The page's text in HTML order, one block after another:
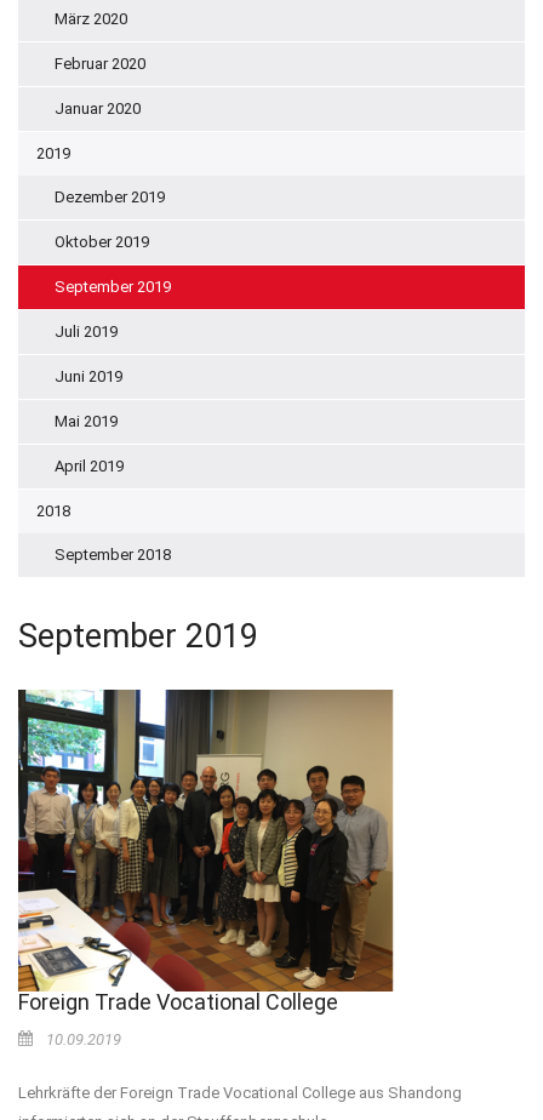
März 2020
Februar 2020
Januar 2020
2019
Dezember 2019
Oktober 2019
September 2019
Juli 2019
Juni 2019
Mai 2019
April 2019
2018
September 2018
September 2019
Foreign Trade Vocational College
10.09.2019
Lehrkräfte der Foreign Trade Vocational College aus Shandong